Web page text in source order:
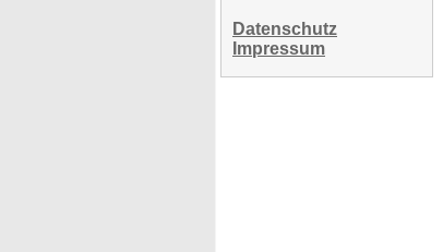
Datenschutz
Impressum